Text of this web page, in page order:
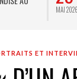
MAI 2026
ET